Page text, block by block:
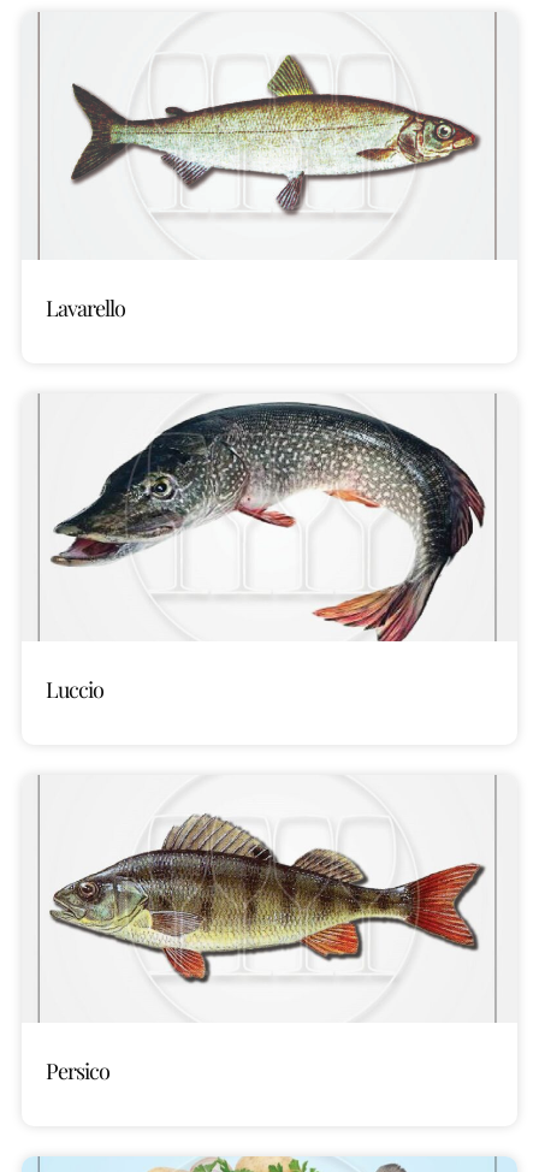
Lavarello
Luccio
Persico